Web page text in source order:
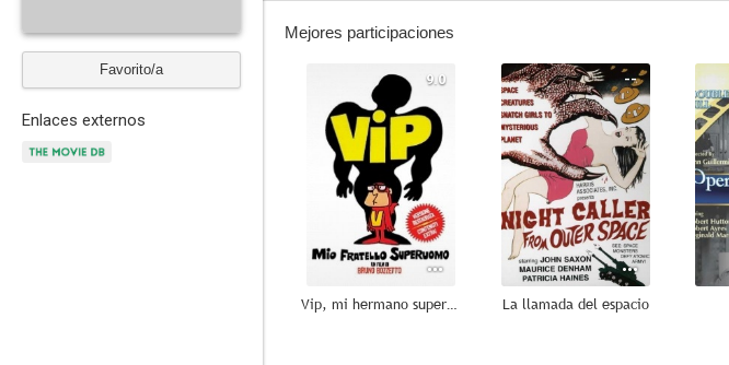
Favorito/a
Enlaces externos
Mejores participaciones
9.0
Vip, mi hermano superhombre
--
La llamada del espacio